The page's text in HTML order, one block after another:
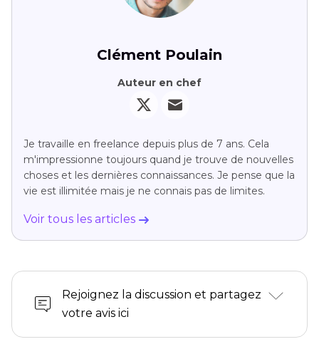
Clément Poulain
Auteur en chef
Je travaille en freelance depuis plus de 7 ans. Cela
m'impressionne toujours quand je trouve de nouvelles
choses et les dernières connaissances. Je pense que la
vie est illimitée mais je ne connais pas de limites.
Voir tous les articles
Rejoignez la discussion et partagez
votre avis ici